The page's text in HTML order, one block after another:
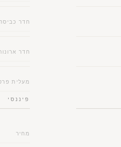
חדר כביסה
חדר
מעלית
פיננסי
מחיר